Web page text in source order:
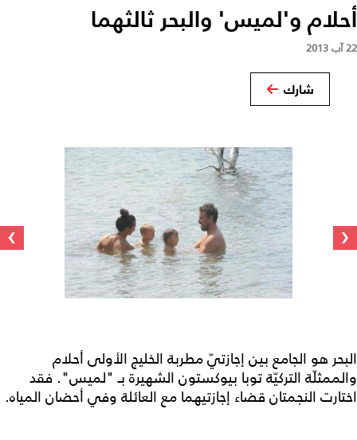
أحلام و'لميس' والبحر ثالثهما
22 آب 2013
شارك
‹
›
البحر هو الجامع بين إجازتيّ مطربة الخليج الأولى أحلام
والممثلّة التركيّة توبا بيوكستون الشهيرة بـ "لميس". فقد
اختارت النجمتان قضاء إجازتيهما مع العائلة وفي أحضان المياه.